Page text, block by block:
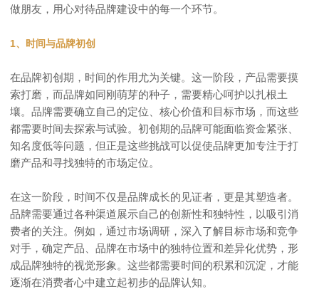
做朋友，用心对待品牌建设中的每一个环节。
1、时间与品牌初创
在品牌初创期，时间的作用尤为关键。这一阶段，产品需要摸
索打磨，而品牌如同刚萌芽的种子，需要精心呵护以扎根土
壤。品牌需要确立自己的定位、核心价值和目标市场，而这些
都需要时间去探索与试验。初创期的品牌可能面临资金紧张、
知名度低等问题，但正是这些挑战可以促使品牌更加专注于打
磨产品和寻找独特的市场定位。
在这一阶段，时间不仅是品牌成长的见证者，更是其塑造者。
品牌需要通过各种渠道展示自己的创新性和独特性，以吸引消
费者的关注。例如，通过市场调研，深入了解目标市场和竞争
对手，确定产品、品牌在市场中的独特位置和差异化优势，形
成品牌独特的视觉形象。这些都需要时间的积累和沉淀，才能
逐渐在消费者心中建立起初步的品牌认知。